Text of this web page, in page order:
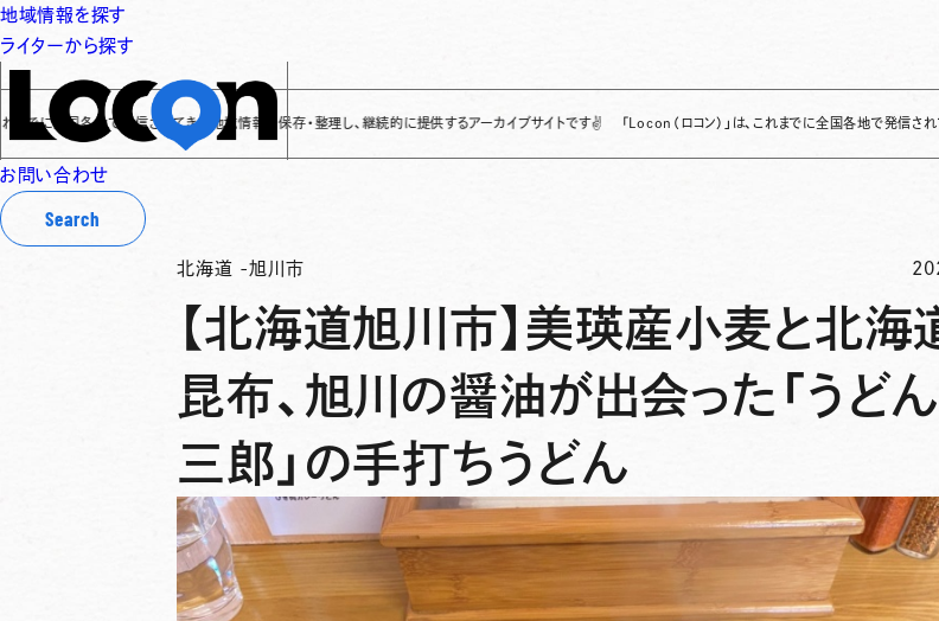
地域情報を探す
ライターから探す
お問い合わせ
Search
地で発信されてきた地域情報を保存・整理し、継続的に提供するアーカイブサイトです✌ 「Locon（ロコン）」は、これまでに全国各地で発信されてきた地域情
北海道 -旭川市
【北海道旭川市】美瑛産小麦と北海
昆布、旭川の醤油が出会った「うど
三郎」の手打ちうどん